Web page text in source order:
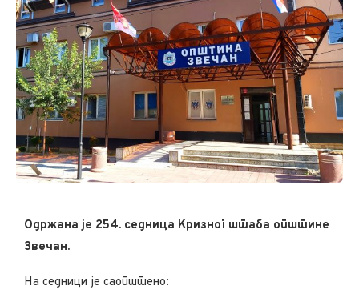
Одржана је 254. седница Кризног штаба општине
Звечан.
На седници је саопштено: